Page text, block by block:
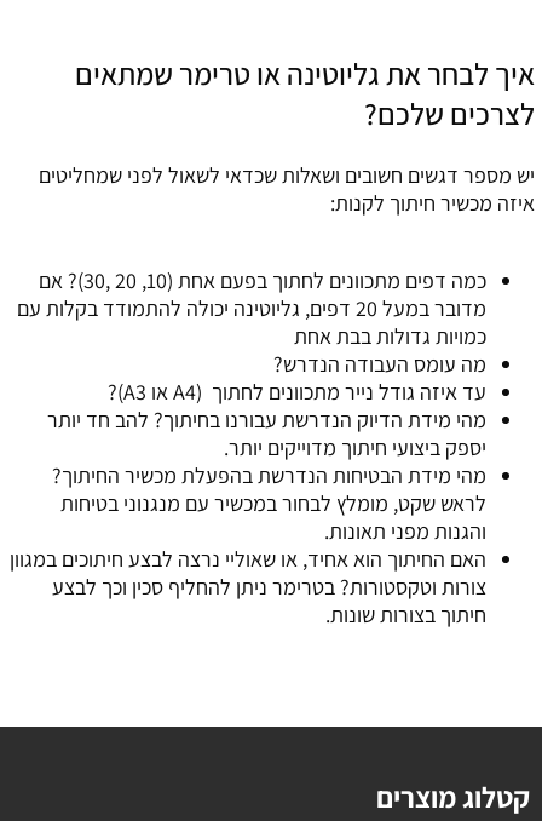
איך לבחר את גליוטינה או טרימר שמתאים
לצרכים שלכם?
יש מספר דגשים חשובים ושאלות שכדאי לשאול לפני שמחליטים
איזה מכשיר חיתוך לקנות:
כמה דפים מתכוונים לחתוך בפעם אחת (10, 20 ,30)? אם
מדובר במעל 20 דפים, גליוטינה יכולה להתמודד בקלות עם
כמויות גדולות בבת אחת
מה עומס העבודה הנדרש?
עד איזה גודל נייר מתכוונים לחתוך (A4 או A3)?
מהי מידת הדיוק הנדרשת עבורנו בחיתוך? להב חד יותר
יספק ביצועי חיתוך מדוייקים יותר.
מהי מידת הבטיחות הנדרשת בהפעלת מכשיר החיתוך?
לראש שקט, מומלץ לבחור במכשיר עם מנגנוני בטיחות
והגנות מפני תאונות.
האם החיתוך הוא אחיד, או שאוליי נרצה לבצע חיתוכים במגוון
צורות וטקסטורות? בטרימר ניתן להחליף סכין וכך לבצע
חיתוך בצורות שונות.
קטלוג מוצרים